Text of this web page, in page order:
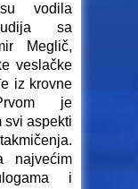
vodila
sa
Meglič,
veslačke
iz krovne
je
svi aspekti
najvećim
i